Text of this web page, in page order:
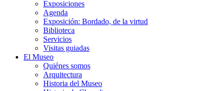
Exposiciones
Agenda
Exposición: Bordado, de la virtud
Biblioteca
Servicios
Visitas guiadas
El Museo
Quiénes somos
Arquitectura
Historia del Museo